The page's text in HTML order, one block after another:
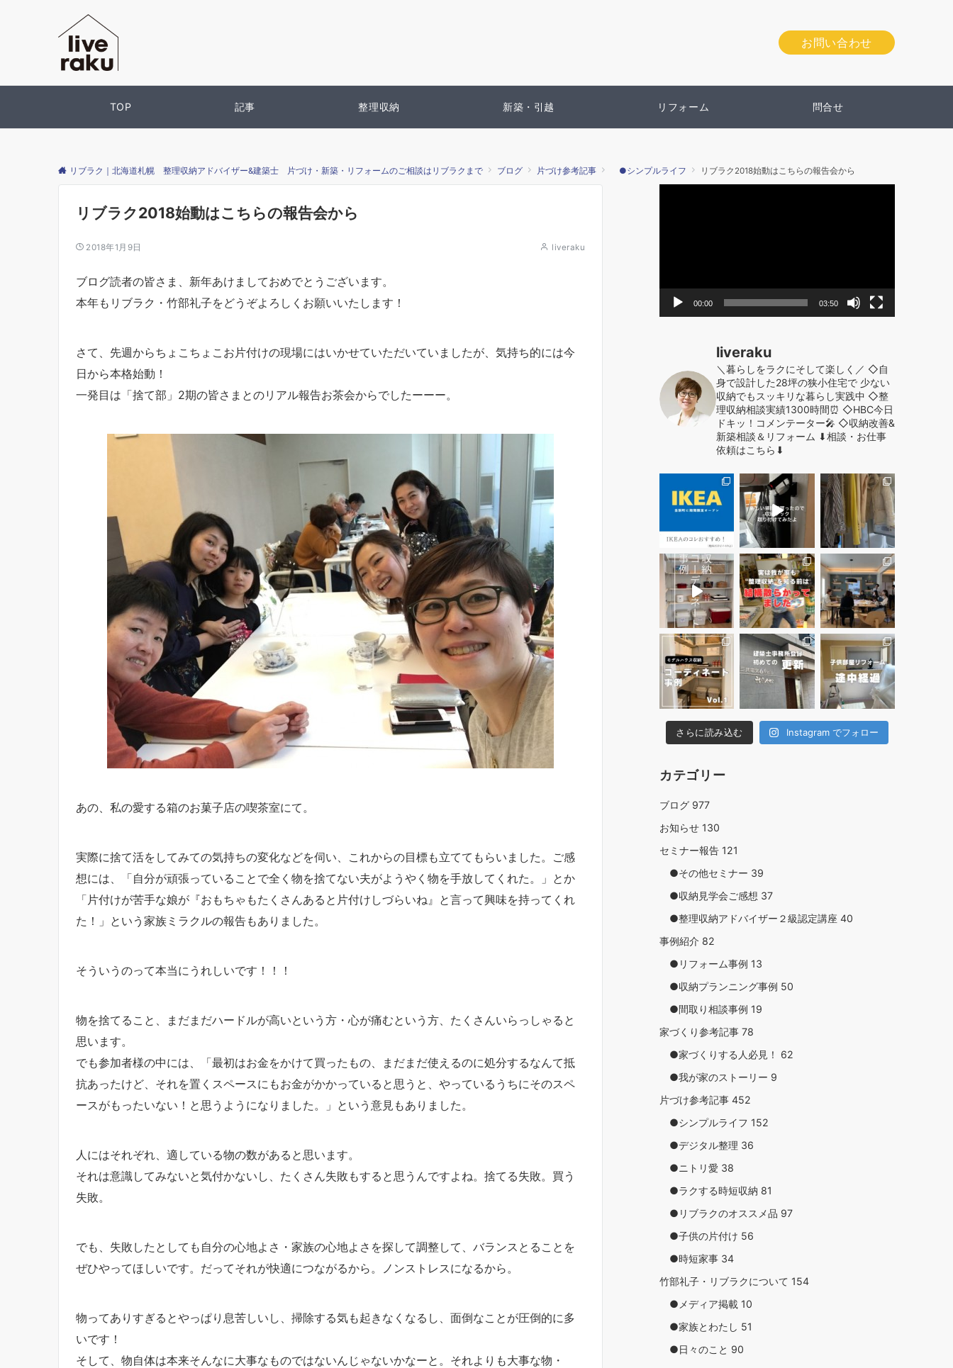
お問い合わせ
TOP 記事 整理収納 新築・引越 リフォーム 問合せ
リブラク｜北海道札幌 整理収納アドバイザー&建築士 片づけ・新築・リフォームのご相談はリブラクまで ブログ 片づけ参考記事 ●シンプルライフ リブラク2018始動はこちらの報告会から
リブラク2018始動はこちらの報告会から
2018年1月9日 liveraku
ブログ読者の皆さま、新年あけましておめでとうございます。
本年もリブラク・竹部礼子をどうぞよろしくお願いいたします！
さて、先週からちょこちょこお片付けの現場にはいかせていただいていましたが、気持ち的には今
日から本格始動！
一発目は「捨て部」2期の皆さまとのリアル報告お茶会からでしたーーー。
あの、私の愛する箱のお菓子店の喫茶室にて。
実際に捨て活をしてみての気持ちの変化などを伺い、これからの目標も立ててもらいました。ご感
想には、「自分が頑張っていることで全く物を捨てない夫がようやく物を手放してくれた。」とか
「片付けが苦手な娘が『おもちゃもたくさんあると片付けしづらいね』と言って興味を持ってくれ
た！」という家族ミラクルの報告もありました。
そういうのって本当にうれしいです！！！
物を捨てること、まだまだハードルが高いという方・心が痛むという方、たくさんいらっしゃると
思います。
でも参加者様の中には、「最初はお金をかけて買ったもの、まだまだ使えるのに処分するなんて抵
抗あったけど、それを置くスペースにもお金がかかっていると思うと、やっているうちにそのスペ
ースがもったいない！と思うようになりました。」という意見もありました。
人にはそれぞれ、適している物の数があると思います。
それは意識してみないと気付かないし、たくさん失敗もすると思うんですよね。捨てる失敗。買う
失敗。
でも、失敗したとしても自分の心地よさ・家族の心地よさを探して調整して、バランスとることを
ぜひやってほしいです。だってそれが快適につながるから。ノンストレスになるから。
物ってありすぎるとやっぱり息苦しいし、掃除する気も起きなくなるし、面倒なことが圧倒的に多
いです！
そして、物自体は本来そんなに大事なものではないんじゃないかなーと。それよりも大事な物・
00:00 03:50
liveraku
＼暮らしをラクにそして楽しく／ ◇自
身で設計した28坪の狭小住宅で 少ない
収納でもスッキリな暮らし実践中 ◇整
理収納相談実績1300時間⏰ ◇HBC今日
ドキッ！コメンテーター🎤 ◇収納改善&
新築相談＆リフォーム ⬇︎相談・お仕事
依頼はこちら⬇︎
さらに読み込む Instagram でフォロー
カテゴリー
ブログ 977
お知らせ 130
セミナー報告 121
●その他セミナー 39
●収納見学会ご感想 37
●整理収納アドバイザー２級認定講座 40
事例紹介 82
●リフォーム事例 13
●収納プランニング事例 50
●間取り相談事例 19
家づくり参考記事 78
●家づくりする人必見！ 62
●我が家のストーリー 9
片づけ参考記事 452
●シンプルライフ 152
●デジタル整理 36
●ニトリ愛 38
●ラクする時短収納 81
●リブラクのオススメ品 97
●子供の片付け 56
●時短家事 34
竹部礼子・リブラクについて 154
●メディア掲載 10
●家族とわたし 51
●日々のこと 90